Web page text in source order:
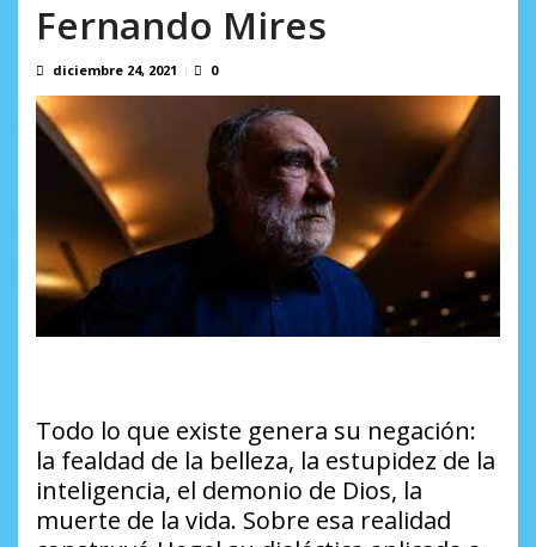
Binance despliega su tarjeta en Venezuela en un mercado
impulsado por el auge de...
agosto 6, 2026
Fernando Mires
diciembre 24, 2021 0
Todo lo que existe genera su negación:
la fealdad de la belleza, la estupidez de la
inteligencia, el demonio de Dios, la
muerte de la vida. Sobre esa realidad